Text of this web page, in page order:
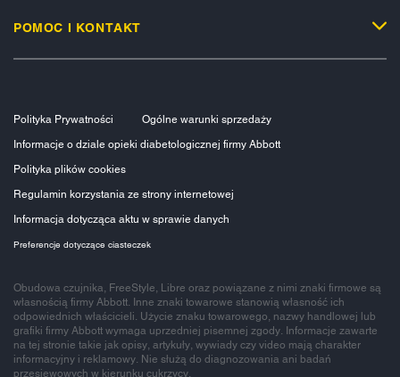
POMOC I KONTAKT
Polityka Prywatności
Ogólne warunki sprzedaży
Informacje o dziale opieki diabetologicznej firmy Abbott
Polityka plików cookies
Regulamin korzystania ze strony internetowej
Informacja dotycząca aktu w sprawie danych
Preferencje dotyczące ciasteczek
Obudowa czujnika, FreeStyle, Libre oraz powiązane z nimi znaki firmowe są
własnością firmy Abbott. Inne znaki towarowe stanowią własność ich
odpowiednich właścicieli. Użycie znaku towarowego, nazwy handlowej lub
grafiki firmy Abbott wymaga uprzedniej pisemnej zgody. Informacje zawarte
na tej stronie takie jak opisy, artykuły, wywiady czy video mają charakter
informacyjny i reklamowy. Nie służą do diagnozowania ani badań
przesiewowych w kierunku cukrzycy.